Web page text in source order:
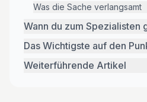
Was die Sache verlangsamt
Wann du zum Spezialisten
Das Wichtigste auf den
Weiterführende Artikel